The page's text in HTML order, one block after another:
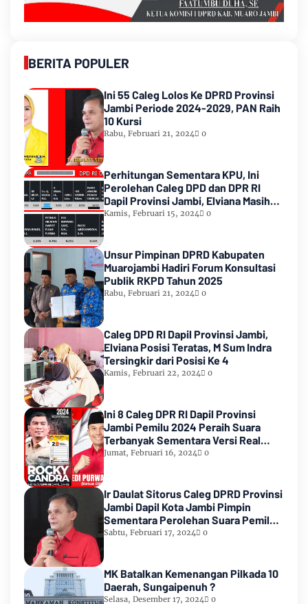
BERITA POPULER
Ini 55 Caleg Lolos Ke DPRD Provinsi
Jambi Periode 2024-2029, PAN Raih
10 Kursi
Rabu, Februari 21, 2024 0
Perhitungan Sementara KPU, Ini
Perolehan Caleg DPD dan DPR RI
Dapil Provinsi Jambi, Elviana Masih
Urutan Kedua Teratas
Kamis, Februari 15, 2024 0
Unsur Pimpinan DPRD Kabupaten
Muarojambi Hadiri Forum Konsultasi
Publik RKPD Tahun 2025
Rabu, Februari 21, 2024 0
Caleg DPD RI Dapil Provinsi Jambi,
Elviana Posisi Teratas, M Sum Indra
Tersingkir dari Posisi Ke 4
Kamis, Februari 22, 2024 0
Ini 8 Caleg DPR RI Dapil Provinsi
Jambi Pemilu 2024 Peraih Suara
Terbanyak Sementara Versi Real
Count KPU RI
Jumat, Februari 16, 2024 0
Ir Daulat Sitorus Caleg DPRD Provinsi
Jambi Dapil Kota Jambi Pimpin
Sementara Perolehan Suara Pemilu
2024
Sabtu, Februari 17, 2024 0
MK Batalkan Kemenangan Pilkada 10
Daerah, Sungaipenuh ?
Selasa, Desember 17, 2024 0